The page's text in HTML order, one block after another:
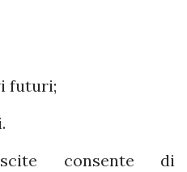
futuri;
consente di